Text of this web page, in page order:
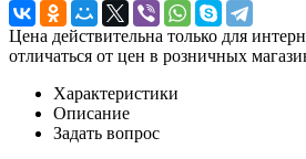
Цена действительна только для
отличаться от цен в розничных
Характеристики
Описание
Задать вопрос